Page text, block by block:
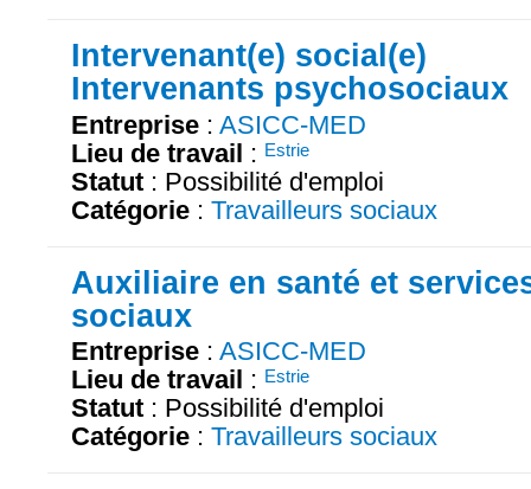
Intervenant(e) social(e)
Intervenants psychosociaux
Entreprise : ASICC-MED
Lieu de travail : Estrie
Statut : Possibilité d'emploi
Catégorie : Travailleurs sociaux
Auxiliaire en santé et
sociaux
Entreprise : ASICC-MED
Lieu de travail : Estrie
Statut : Possibilité d'emploi
Catégorie : Travailleurs sociaux